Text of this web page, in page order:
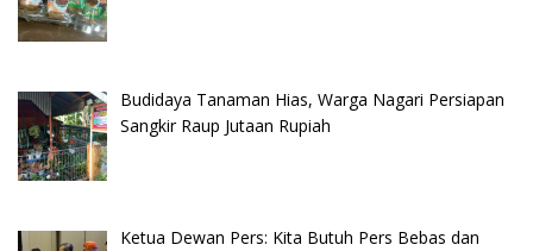
Budidaya Tanaman Hias, Warga Nagari Persiapan
Sangkir Raup Jutaan Rupiah
Ketua Dewan Pers: Kita Butuh Pers Bebas dan